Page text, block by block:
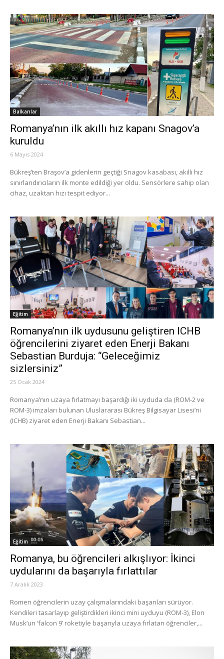
Balkanlar
Romanya’nın ilk akıllı hız kapanı Snagov’a
kuruldu
6 Mayıs 2024
Bükreş’ten Braşov’a gidenlerin geçtiği Snagov kasabası, akıllı hız
sınırlandırıcıların ilk monte edildiği yer oldu. Sensörlere sahip olan
cihaz, uzaktan hızı tespit ediyor...
Eğitim
Romanya’nın ilk uydusunu geliştiren ICHB
öğrencilerini ziyaret eden Enerji Bakanı
Sebastian Burduja: “Geleceğimiz
sizlersiniz”
25 Ocak 2024
Romanya’nın uzaya fırlatmayı başardığı iki uyduda da (ROM-2 ve
ROM-3) imzaları bulunan Uluslararası Bükreş Bilgisayar Lisesi’ni
(ICHB) ziyaret eden Enerji Bakanı Sebastian...
Eğitim
Romanya, bu öğrencileri alkışlıyor: İkinci
uydularını da başarıyla fırlattılar
7 Aralık 2023
Romen öğrencilerin uzay çalışmalarındaki başarıları sürüyor.
Kendileri tasarlayıp geliştirdikleri ikinci mini uyduyu (ROM-3), Elon
Musk’un ‘falcon 9’ roketiyle başarıyla uzaya fırlatan öğrenciler,...